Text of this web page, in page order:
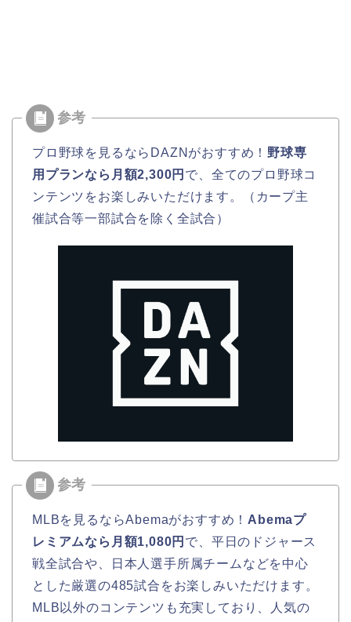
プロ野球を見るならDAZNがおすすめ！ 野球専
用プランなら月額2,300円 で、全てのプロ野球コ
ンテンツをお楽しみいただけます。（カープ主
催試合等一部試合を除く全試合）
MLBを見るならAbemaがおすすめ！ Abemaプ
レミアムなら月額1,080円 で、平日のドジャース
戦全試合や、日本人選手所属チームなどを中心
とした厳選の485試合をお楽しみいただけます。
MLB以外のコンテンツも充実しており、人気の